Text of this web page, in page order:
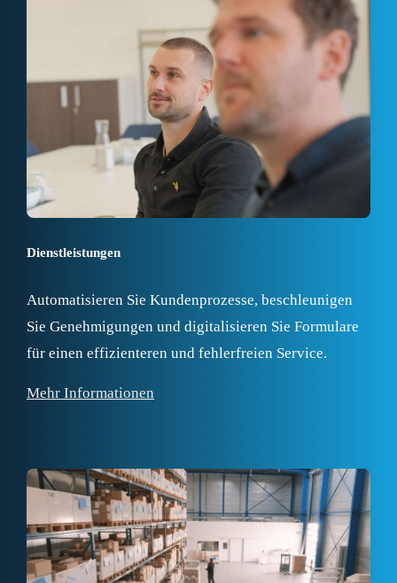
Dienstleistungen
Automatisieren Sie Kundenprozesse, beschleunigen
Sie Genehmigungen und digitalisieren Sie Formulare
für einen effizienteren und fehlerfreien Service.
Mehr Informationen